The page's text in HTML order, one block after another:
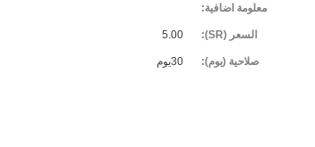
معلومة اضافية:
السعر (SR): 5.00
صلاحية (يوم): 30يوم